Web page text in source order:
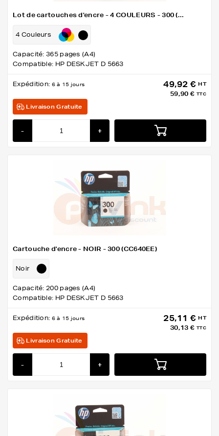
Lot de cartouches d'encre - 4 COULEURS - 300 (...
4 Couleurs
Capacité: 365 pages (A4)
Compatible: HP DESKJET D 5663
Expédition: 6 à 15 jours 49,92 € HT
59,90 € TTC
Livraison Gratuite
- +
Cartouche d'encre - NOIR - 300 (CC640EE)
Noir
Capacité: 200 pages (A4)
Compatible: HP DESKJET D 5663
Expédition: 6 à 15 jours 25,11 € HT
30,13 € TTC
Livraison Gratuite
- +